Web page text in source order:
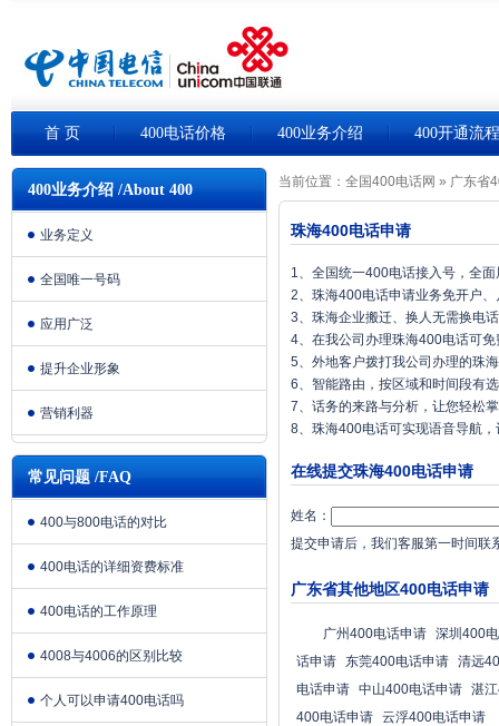
首 页 400电话价格 400业务介绍 400开通流程
400业务介绍 /About 400
业务定义
全国唯一号码
应用广泛
提升企业形象
营销利器
常见问题 /FAQ
400与800电话的对比
400电话的详细资费标准
400电话的工作原理
4008与4006的区别比较
个人可以申请400电话吗
当前位置： 全国400电话网 » 广东省
珠海400电话申请
1、全国统一400电话接入号，全
2、珠海400电话申请业务免开户
3、珠海企业搬迁、换人无需换电
4、在我公司办理珠海400电话可
5、外地客户拨打我公司办理的珠
6、智能路由，按区域和时间段有
7、话务的来路与分析，让您轻松
8、珠海400电话可实现语音导航
在线提交珠海400电话申请
姓名：
提交申请后，我们客服第一时间联
广东省其他地区400电话申请
广州400电话申请 深圳400
话申请 东莞400电话申请 清远
电话申请 中山400电话申请 湛
400电话申请 云浮400电话申请